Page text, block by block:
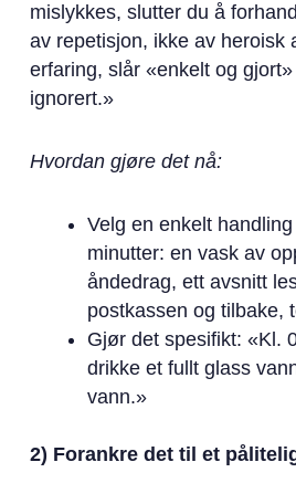
mislykkes, slutter du å
av repetisjon, ikke av heroisk
erfaring, slår «enkelt og
ignorert.»
Hvordan gjøre det nå:
Velg en enkelt
minutter: en vask av
åndedrag, ett avsnitt
postkassen og tilbake,
Gjør det spesifikt: «Kl.
drikke et fullt glass
vann.»
2) Forankre det til et